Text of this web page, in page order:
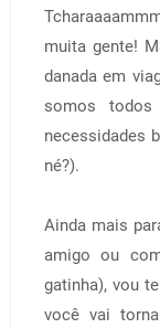
muita gente!
danada em
somos
necessidades
né?).
Ainda mais
amigo ou
gatinha), vou
você vai